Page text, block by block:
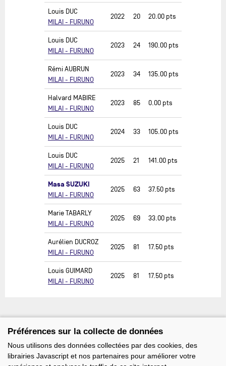
Louis DUC
MILAI - FURUNO
2022 20 20.00 pts
Louis DUC
MILAI - FURUNO
2023 24 190.00 pts
Rémi AUBRUN
MILAI - FURUNO
2023 34 135.00 pts
Halvard MABIRE
MILAI - FURUNO
2023 85 0.00 pts
Louis DUC
MILAI - FURUNO
2024 33 105.00 pts
Louis DUC
MILAI - FURUNO
2025 21 141.00 pts
Masa SUZUKI
MILAI - FURUNO
2025 63 37.50 pts
Marie TABARLY
MILAI - FURUNO
2025 69 33.00 pts
Aurélien DUCROZ
MILAI - FURUNO
2025 81 17.50 pts
Louis GUIMARD
MILAI - FURUNO
2025 81 17.50 pts
Préférences sur la collecte de données
Nous utilisons des données collectées par des cookies, des
librairies Javascript et nos partenaires pour améliorer votre